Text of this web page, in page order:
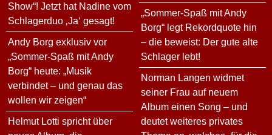
Show“! Jetzt hat Nadine vom
Schlagerduo ‚Ja‘ gesagt!
Andy Borg exklusiv vor
„Sommer-Spaß mit Andy
Borg“ heute: „Musik
verbindet – und genau das
wollen wir zeigen“
Helmut Lotti spricht über
„Sommer-Spaß mit Andy
Borg“ legt Rekordquote hin
– die beweist: Der gute alte
Schlager lebt!
Norman Langen widmet
seiner Frau auf neuem
Album einen Song – und
deutet weiteres privates